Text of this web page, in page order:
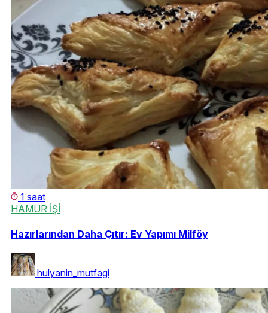
1 saat
HAMUR İŞİ
Hazırlarından Daha Çıtır: Ev Yapımı Milföy
hulyanin_mutfagi